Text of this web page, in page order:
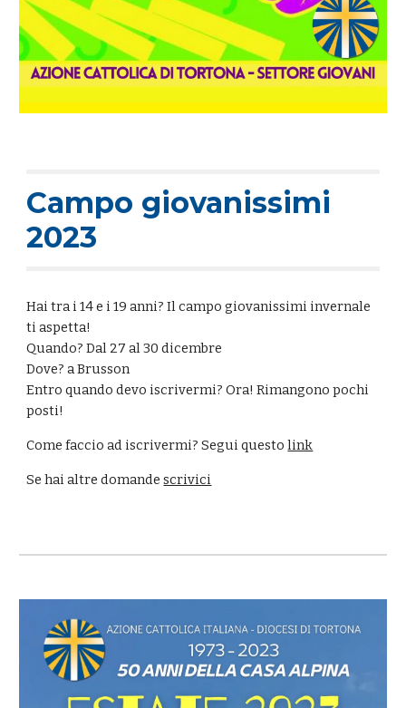
Campo giovanissimi
2023
Hai tra i 14 e i 19 anni? Il campo giovanissimi invernale
ti aspetta!
Quando? Dal 27 al 30 dicembre
Dove? a Brusson
Entro quando devo iscrivermi? Ora! Rimangono pochi
posti!
Come faccio ad iscrivermi? Segui questolink
Se hai altre domandescrivici